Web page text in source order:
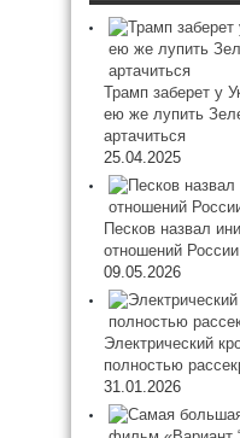
Трамп заберет у
ею же лупить
артачиться
25.04.2025
Песков назвал
отношений
09.05.2026
Электрический
полностью
31.01.2026